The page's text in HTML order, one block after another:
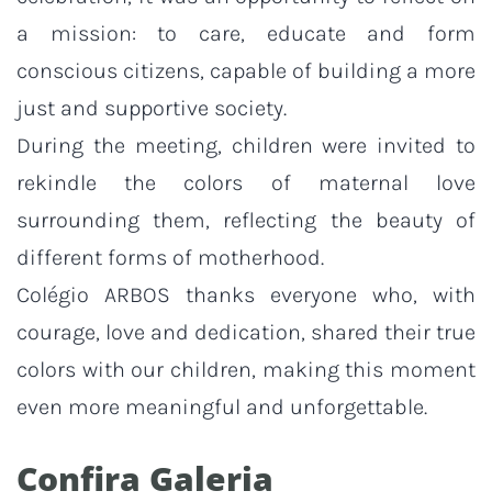
a mission: to care, educate and form
conscious citizens, capable of building a more
just and supportive society.
During the meeting, children were invited to
rekindle the colors of maternal love
surrounding them, reflecting the beauty of
different forms of motherhood.
Colégio ARBOS thanks everyone who, with
courage, love and dedication, shared their true
colors with our children, making this moment
even more meaningful and unforgettable.
Confira Galeria